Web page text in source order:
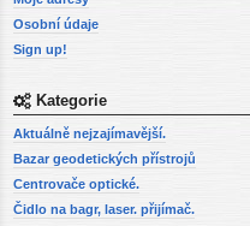
Osobní údaje
Sign up!
Kategorie
Aktuálně nejzajímavější.
Bazar geodetických přístrojů
Centrovače optické.
Čidlo na bagr, laser. přijímač.